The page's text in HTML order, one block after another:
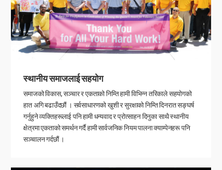
स्थानीय समाजलाई सहयोग
समाजको विकास, सञ्चार र एकताको निम्ति हामी विभिन्न तरिकाले सहयोगको
हात अगि बढाउँदछौं । सर्वसाधारणको खुशी र सुरक्षाको निम्ति दिनरात सङ्घर्ष
गर्नुहुने व्यक्तिहरूलाई पनि हामी धन्यवाद र प्रोत्साहन दिनुका साथै स्थानीय
क्षेत्रमा एकताको समर्थन गर्दै हामी सार्वजनिक नियम पालना क्याम्पेनहरू पनि
सञ्चालन गर्दछौं ।